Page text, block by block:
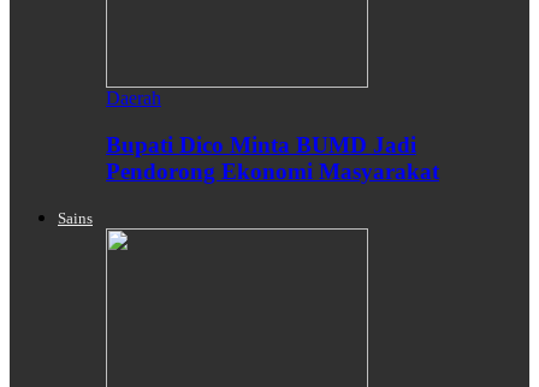
Daerah
Bupati Dico Minta BUMD Jadi
Pendorong Ekonomi Masyarakat
Sains